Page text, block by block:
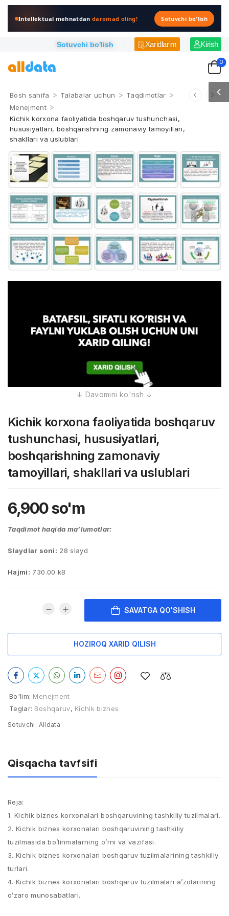
Intellektual mehnatdandaromad oling! Sotuvchi bo'lish
Sotuvchi bo'lish Xaridlarim Kirish
0
Bosh sahifa > Talabalar uchun > Taqdimotlar >
Menejment >
Kichik korxona faoliyatida boshqaruv tushunchasi,
hususiyatlari, boshqarishning zamonaviy tamoyillari,
shakllari va uslublari
Kichik korxona faoliyatida boshqaruv
tushunchasi, hususiyatlari,
boshqarishning zamonaviy
tamoyillari, shakllari va uslublari
6,900so'm
Taqdimot haqida ma’lumotlar:
Slaydlar soni: 28 slayd
Hajmi: 730.00 kB
SAVATGA QO'SHISH
HOZIROQ XARID QILISH
Bo'lim: Menejment
Teglar: Boshqaruv, Kichik biznes
Sotuvchi: Alldata
Qisqacha tavfsifi
Reja:
1. Kichik biznes korxonalari boshqaruvining tashkiliy tuzilmalari.
2. Kichik biznes korxonalari boshqaruvining tashkiliy
tuzilmasida bo’linmalarning o’rni va vazifasi.
3. Kichik biznes korxonalari boshqaruv tuzilmalarining tashkiliy
turlari.
4. Kichik biznes korxonalari boshqaruv tuzilmalari a’zolarining
o’zaro munosabatlari.